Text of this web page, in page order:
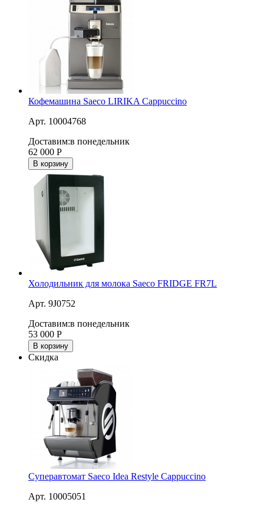
Кофемашина Saeco LIRIKA Cappuccino
Арт. 10004768
Доставим:в понедельник
62 000 Р
В корзину
Холодильник для молока Saeco FRIDGE FR7L
Арт. 9J0752
Доставим:в понедельник
53 000 Р
В корзину
Скидка
Суперавтомат Saeco Idea Restyle Cappuccino
Арт. 10005051